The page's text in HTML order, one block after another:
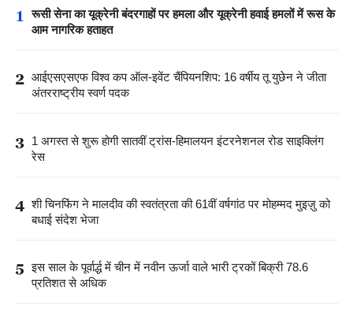
1
रूसी सेना का यूक्रेनी बंदरगाहों पर हमला और यूक्रेनी हवाई हमलों में रूस के
आम नागरिक हताहत
2 आईएसएसएफ विश्व कप ऑल-इवेंट चैंपियनशिप: 16 वर्षीय तू युछेन ने जीता
अंतरराष्ट्रीय स्वर्ण पदक
3
1 अगस्त से शुरू होगी सातवीं ट्रांस-हिमालयन इंटरनेशनल रोड साइक्लिंग
रेस
4 शी चिनफिंग ने मालदीव की स्वतंत्रता की 61वीं वर्षगांठ पर मोहम्मद मुइज़ु को
बधाई संदेश भेजा
5 इस साल के पूर्वार्द्ध में चीन में नवीन ऊर्जा वाले भारी ट्रकों बिक्री 78.6
प्रतिशत से अधिक